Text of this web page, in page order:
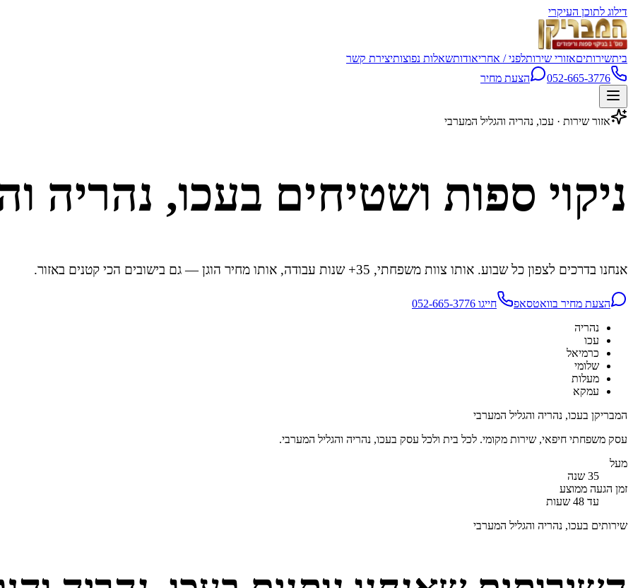
דילוג לתוכן העיקרי
ביתשירותיםאזורי שירותלפני / אחריאודותשאלות נפוצותיצירת קשר
052-665-3776
הצעת מחיר
אזור שירות · עכו, נהריה והגליל המערבי
ניקוי ספות ושטיחים בעכו, נהריה
אנחנו בדרכים לצפון כל שבוע. אותו צוות משפחתי, 35+ שנות עבודה, אותו מחיר הוגן — גם בישובים הכי קטנים באזור.
הצעת מחיר בוואטסאפ
חייגו 052-665-3776
נהריה
עכו
כרמיאל
שלומי
מעלות
עמקא
המבריקן בעכו, נהריה והגליל המערבי
עסק משפחתי חיפאי, שירות מקומי. לכל בית ולכל עסק בעכו, נהריה והגליל המערבי.
מעל
35 שנה
זמן הגעה ממוצע
עד 48 שעות
שירותים בעכו, נהריה והגליל המערבי